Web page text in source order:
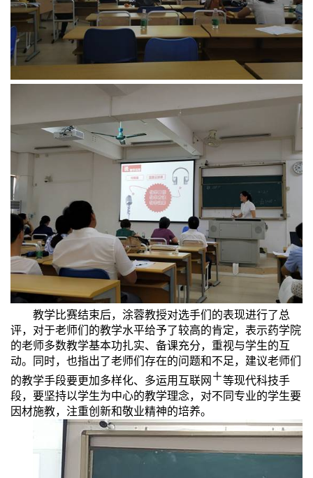
教学比赛结束后，涂蓉教授对选手们的表现进行了总
评，对于老师们的教学水平给予了较高的肯定，表示药学院
的老师多数教学基本功扎实、备课充分，重视与学生的互
动。同时，也指出了老师们存在的问题和不足，建议老师们
的教学手段要更加多样化、多运用互联网 ＋等现代科技手
段，要坚持以学生为中心的教学理念，对不同专业的学生要
因材施教，注重创新和敬业精神的培养。